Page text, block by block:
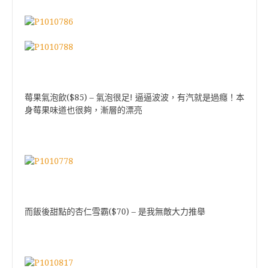
莓果氣泡飲($85) – 氣泡很足! 逼逼波波，有汽就是過癮！本
身莓果味道也很夠，漸層的漂亮
而飯後甜點的杏仁雪霸($70) – 是我無敵大力推舉